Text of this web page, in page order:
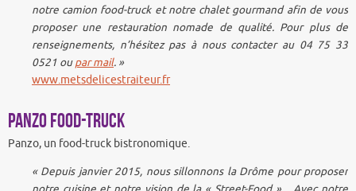
notre camion food-truck et notre chalet gourmand afin de vous
proposer une restauration nomade de qualité. Pour plus de
renseignements, n’hésitez pas à nous contacter au 04 75 33
0521 oupar mail. »
www.metsdelicestraiteur.fr
Panzo food-truck
Panzo, un food-truck bistronomique.
« Depuis janvier 2015, nous sillonnons la Drôme pour proposer